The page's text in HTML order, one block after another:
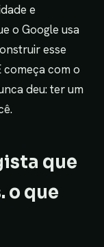
e
o Google usa
esse
começa com o
deu: ter um
que
o que